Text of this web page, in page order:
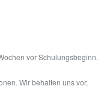
vor Schulungsbeginn.
Wir behalten uns vor,